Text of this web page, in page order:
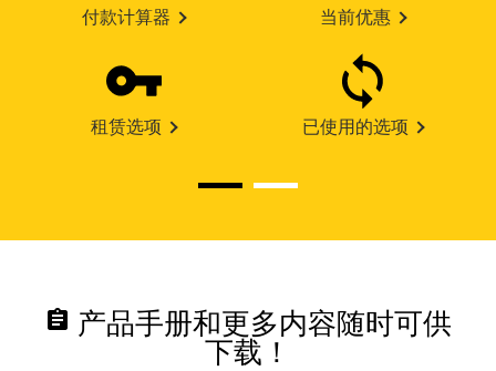
付款计算器 当前优惠
租赁选项 已使用的选项
assignment 产品手册和更多内容随时可供
下载！